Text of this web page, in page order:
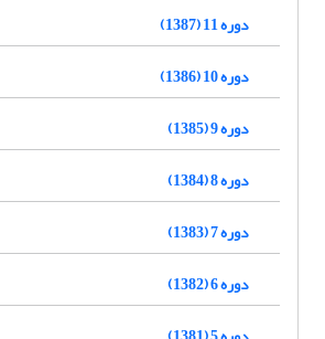
دوره 11 (1387)
دوره 10 (1386)
دوره 9 (1385)
دوره 8 (1384)
دوره 7 (1383)
دوره 6 (1382)